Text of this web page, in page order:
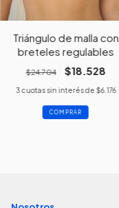
Triángulo de malla con
breteles regulables
$24.704 $18.528
3cuotas sin interés de $6.176
COMPRAR